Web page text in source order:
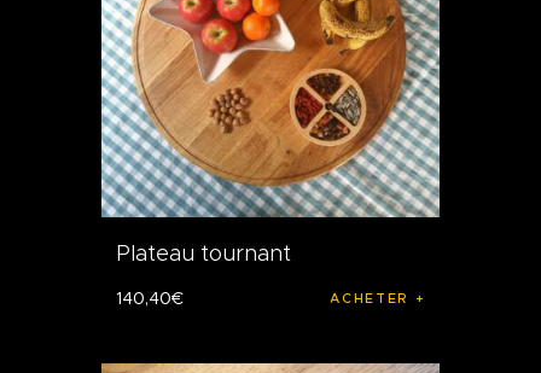
Plateau tournant
140,40€ ACHETER